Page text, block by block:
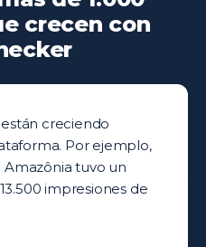
crecen con
creciendo
Por ejemplo,
tuvo un
impresiones de